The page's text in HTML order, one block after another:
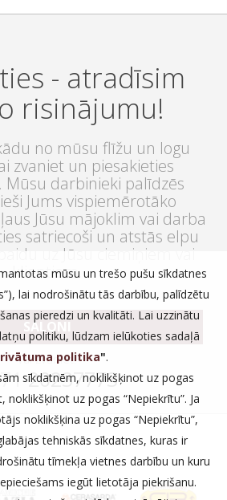
- atradīsim
risinājumu!
no mūsu flīžu un logu
zvaniet un piesakieties
Mūsu darbinieki palīdzēs
Jums vispiemērotāko
Jūsu mājoklim vai darba
satriecoši un atstās elpu
uz Jūsu ciemiņiem vai
klientiem.
SALONI
vai zvaniet:
20237773
mūsu un trešo pušu sīkdatnes
lai nodrošinātu tās darbību, palīdzētu
pieredzi un kvalitāti. Lai uzzinātu
politiku, lūdzam ielūkoties sadaļā
politika".
sīkdatnēm, noklikšķinot uz pogas
noklikšķinot uz pogas “Nepiekrītu”. Ja
noklikšķina uz pogas “Nepiekrītu”,
tehniskās sīkdatnes, kuras ir
tīmekļa vietnes darbību un kuru
iegūt lietotāja piekrišanu.